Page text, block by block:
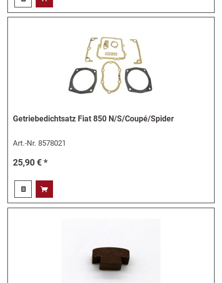
Getriebedichtsatz Fiat 850 N/S/Coupé/Spider
Art.-Nr. 8578021
25,90 € *